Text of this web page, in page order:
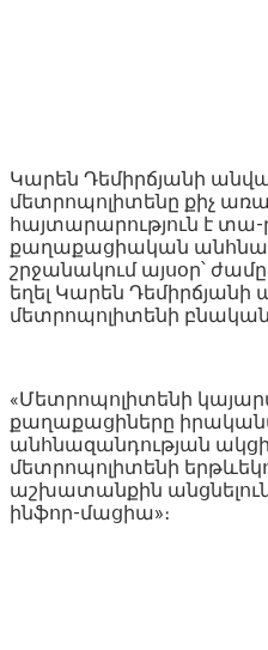
Կարեն Դեմիրճյանի
մետրոպոլիտենը քիչ
հայտարարություն է տա-
քաղաքացիական
շրջանակում այսօր՝
եղել Կարեն
մետրոպոլիտենի
«Մետրոպոլիտենի
քաղաքացիները
անհնազանդության
մետրոպոլիտենի
աշխատանքին անցնելուն
ինֆոր-մացիա»։